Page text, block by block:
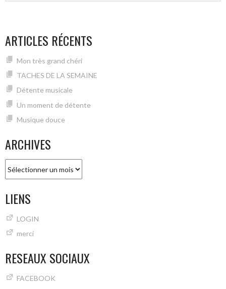
ARTICLES RÉCENTS
Mon très grand chéri
TACHES DE LA SEMAINE
Détente musicale
Un moment de détente
Musique douce
ARCHIVES
LIENS
LOGIN
merci
RESEAUX SOCIAUX
FACEBOOK